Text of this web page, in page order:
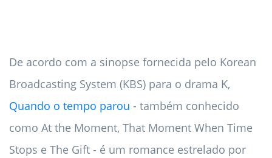
De acordo com a sinopse fornecida pelo Korean
Broadcasting System (KBS) para o drama K,
Quando o tempo parou - também conhecido
como At the Moment, That Moment When Time
Stops e The Gift - é um romance estrelado por